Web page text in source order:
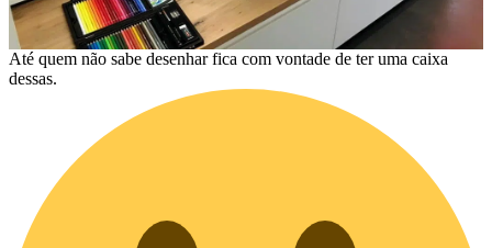
Até quem não sabe desenhar fica com vontade de ter uma caixa
dessas.